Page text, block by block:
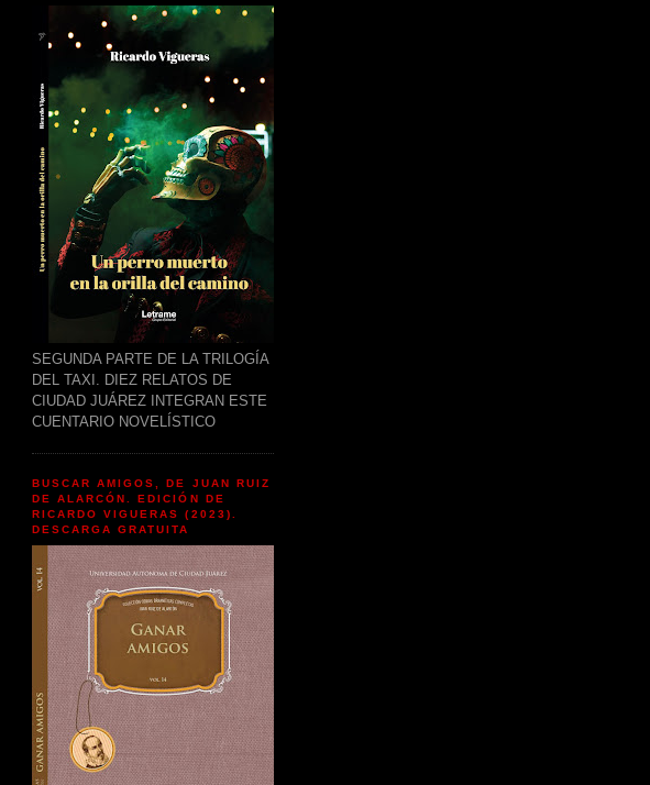
SEGUNDA PARTE DE LA TRILOGÍA
DEL TAXI. DIEZ RELATOS DE
CIUDAD JUÁREZ INTEGRAN ESTE
CUENTARIO NOVELÍSTICO
BUSCAR AMIGOS, DE JUAN RUIZ
DE ALARCÓN. EDICIÓN DE
RICARDO VIGUERAS (2023).
DESCARGA GRATUITA